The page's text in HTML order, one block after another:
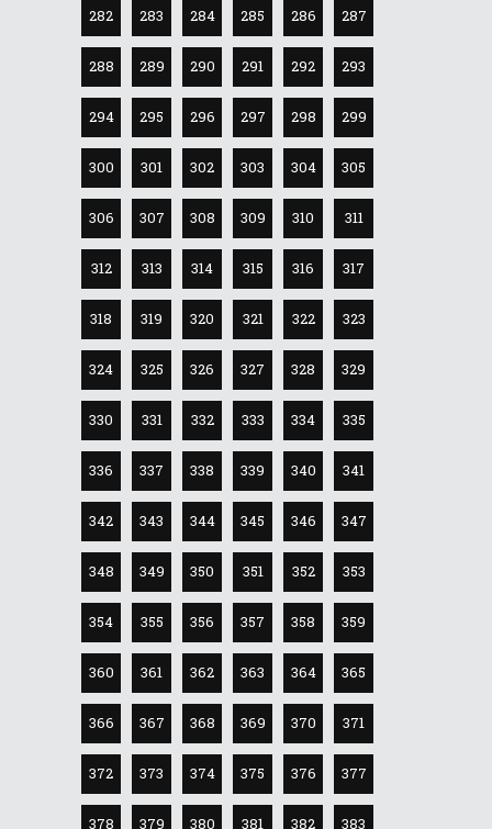
282 283 284 285 286 287
288 289 290 291 292 293
294 295 296 297 298 299
300 301 302 303 304 305
306 307 308 309 310 311
312 313 314 315 316 317
318 319 320 321 322 323
324 325 326 327 328 329
330 331 332 333 334 335
336 337 338 339 340 341
342 343 344 345 346 347
348 349 350 351 352 353
354 355 356 357 358 359
360 361 362 363 364 365
366 367 368 369 370 371
372 373 374 375 376 377
378 379 380 381 382 383